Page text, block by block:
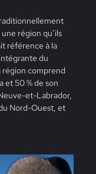
région qu’ils
référence à la
du
comprend
et 50 % de son
et-Labrador,
Nord-Ouest, et